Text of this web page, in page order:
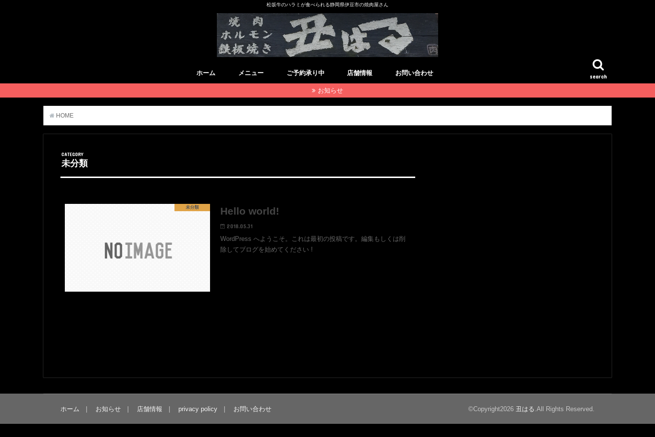
松坂牛のハラミが食べられる静岡県伊豆市の焼肉屋さん
search
ホーム メニュー ご予約承り中 店舗情報 お問い合わせ
お知らせ
HOME
CATEGORY
未分類
未分類 Hello world!
2018.05.31
WordPress へようこそ。これは最初の投稿です。編集もしくは削
除してブログを始めてください !
ホーム お知らせ 店舗情報 privacy policy お問い合わせ ©Copyright2026 丑はる.All Rights Reserved.